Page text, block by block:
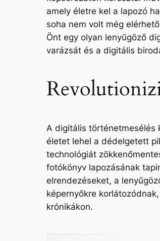
amely életre kel a lapozó
soha nem volt még
Önt egy olyan lenyűgöző
varázsát és a digitális
A digitális történetmesélés
életet lehel a dédelgetett
technológiát
fotókönyv lapozásának
elrendezéseket, a
képernyőkre
krónikákon.